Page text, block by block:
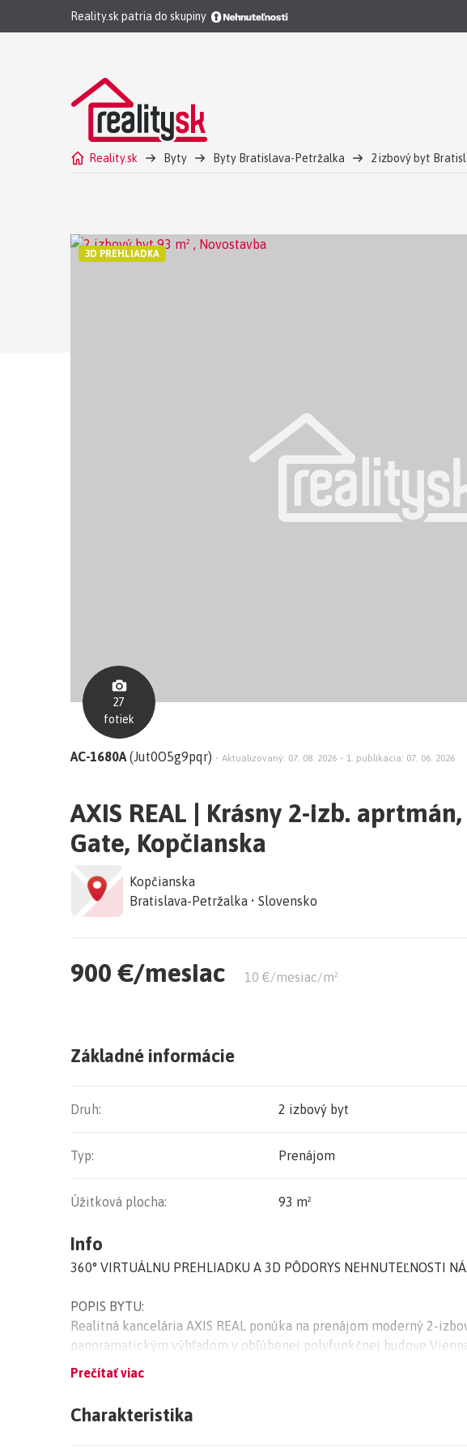
Reality.sk patria do skupiny
Reality.sk Byty Byty Bratislava-Petržalka 2 izbový byt
3D PREHLIADKA
27
fotiek
AC-1680A (Jut0O5g9pqr) • Aktualizovaný: 07. 08. 2026 • 1. publikácia: 07. 06. 2026
AXIS REAL | Krásny 2-izb.
Gate, Kopčianska
Kopčianska
Bratislava-Petržalka • Slovensko
900 €/mesiac 10 €/mesiac/m²
Základné informácie
Druh: 2 izbový byt
Typ: Prenájom
Úžitková plocha: 93 m²
Info
360° VIRTUÁLNU PREHLIADKU A 3D PÔDORYS NEHNUTEĽNOSTI
POPIS BYTU:
Realitná kancelária AXIS REAL ponúka na prenájom moderný 2-
panoramatickým výhľadom v obľúbenej polyfunkčnej budove
na ulici KOPČIANSKA v lokalite Bratislava V Petržalka.
Pozostáva zo vstupnej chodby, priestrannej obývacej izby
Prečítať viac
Charakteristika